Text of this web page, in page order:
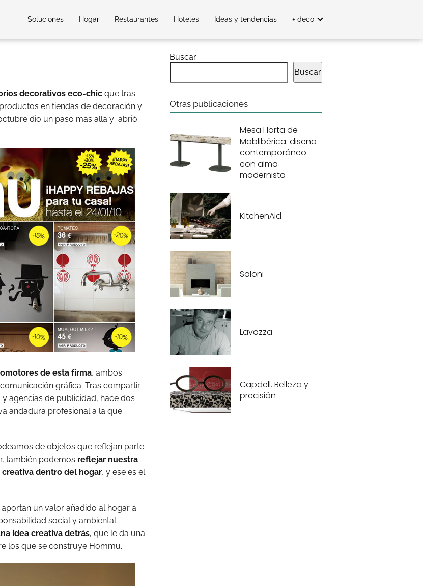
Soluciones Hogar Restaurantes Hoteles Ideas y tendencias + deco
decorativos eco-chic que tras
en tiendas de decoración y
dio un paso más allá y abrió
de esta firma, ambos
gráfica. Tras compartir
agencias de publicidad, hace dos
andadura profesional a la que
de objetos que reflejan parte
también podemos reflejar nuestra
dentro del hogar, y ese es el
un valor añadido al hogar a
social y ambiental.
idea creativa detrás, que le da una
los que se construye Hommu.
Buscar
Buscar
Otras publicaciones
Mesa Horta de
Moblibérica: diseño
contemporáneo
con alma
modernista
KitchenAid
Saloni
Lavazza
Capdell. Belleza y
precisión